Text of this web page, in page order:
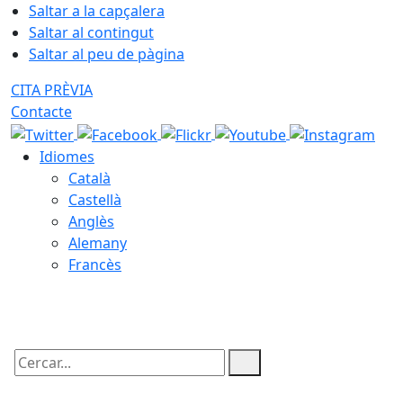
Saltar a la capçalera
Saltar al contingut
Saltar al peu de pàgina
CITA PRÈVIA
Contacte
Idiomes
Català
Castellà
Anglès
Alemany
Francès
Cercar: